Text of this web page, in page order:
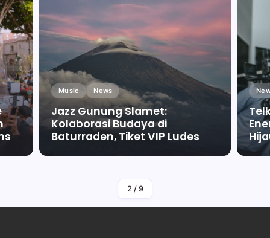
Music News
Jazz Gunung Slamet:
Kolaborasi Budaya di
Baturraden, Tiket VIP Ludes
By Falah Malaika Az Zahra
2 / 9